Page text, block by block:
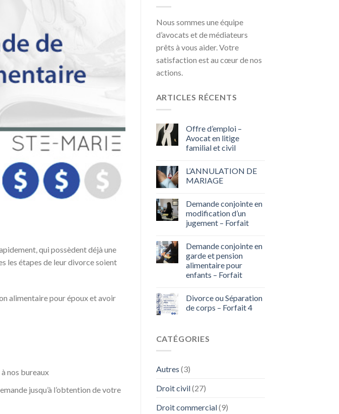
qui possèdent déjà une
les étapes de leur divorce soient
alimentaire pour époux et avoir
nos bureaux
jusqu’à l’obtention de votre
Nous sommes une équipe
d’avocats et de médiateurs
prêts à vous aider. Votre
satisfaction est au cœur de nos
actions.
ARTICLES RÉCENTS
Offre d’emploi –
Avocat en litige
familial et civil
L’ANNULATION DE
MARIAGE
Demande conjointe en
modification d’un
jugement – Forfait
Demande conjointe en
garde et pension
alimentaire pour
enfants – Forfait
Divorce ou Séparation
de corps – Forfait 4
CATÉGORIES
Autres (3)
Droit civil(27)
Droit commercial(9)